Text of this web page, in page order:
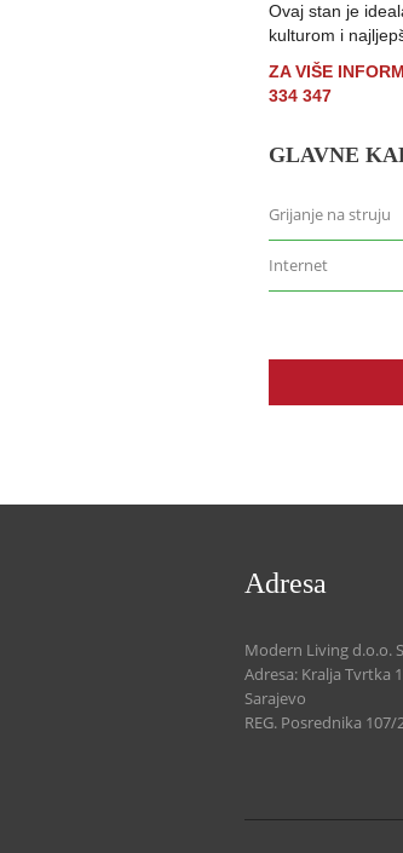
Ovaj stan je
kulturom i
ZA VIŠE
334 347
GLAVNE
Grijanje na struju
Internet
Adresa
Modern Living d.o.o.
Adresa: Kralja Tvrtka
Sarajevo
REG. Posrednika 107/